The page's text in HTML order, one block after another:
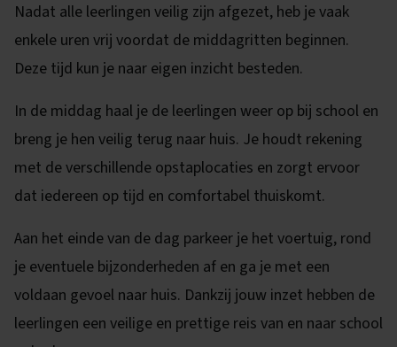
Nadat alle leerlingen veilig zijn afgezet, heb je vaak
enkele uren vrij voordat de middagritten beginnen.
Deze tijd kun je naar eigen inzicht besteden.
In de middag haal je de leerlingen weer op bij school en
breng je hen veilig terug naar huis. Je houdt rekening
met de verschillende opstaplocaties en zorgt ervoor
dat iedereen op tijd en comfortabel thuiskomt.
Aan het einde van de dag parkeer je het voertuig, rond
je eventuele bijzonderheden af en ga je met een
voldaan gevoel naar huis. Dankzij jouw inzet hebben de
leerlingen een veilige en prettige reis van en naar school